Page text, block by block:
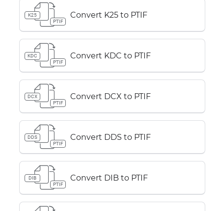
K25
PTIF
Convert K25 to PTIF
KDC
PTIF
Convert KDC to PTIF
DCX
PTIF
Convert DCX to PTIF
DDS
PTIF
Convert DDS to PTIF
DIB
PTIF
Convert DIB to PTIF